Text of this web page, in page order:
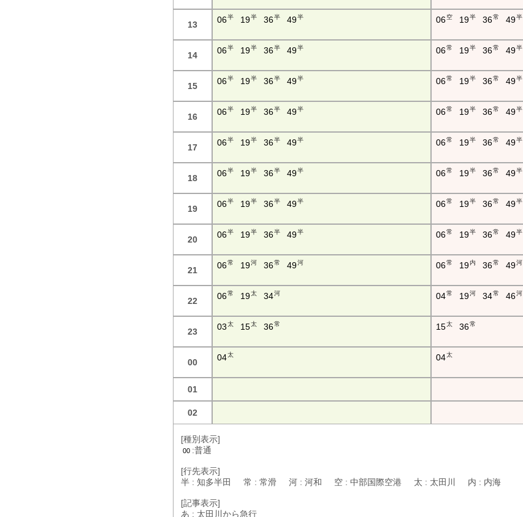
13 06半 19半 36半 49半 06空 19半 36常 49半
14 06半 19半 36半 49半 06常 19半 36常 49半
15 06半 19半 36半 49半 06常 19半 36常 49半
16 06半 19半 36半 49半 06常 19半 36常 49半
17 06半 19半 36半 49半 06常 19半 36常 49半
18 06半 19半 36半 49半 06常 19半 36常 49半
19 06半 19半 36半 49半 06常 19半 36常 49半
20 06半 19半 36半 49半 06常 19半 36常 49半
21 06常 19河 36常 49河 06常 19内 36常 49河
22 06常 19太 34河 04常 19河 34常 46河
23 03太 15太 36常 15太 36常
00 04太 04太
01
02
[種別表示]
00 :普通
[行先表示]
半 : 知多半田 常 : 常滑 河 : 河和 空 : 中部国際空港 太 : 太田川 内 : 内海
[記事表示]
あ : 太田川から急行